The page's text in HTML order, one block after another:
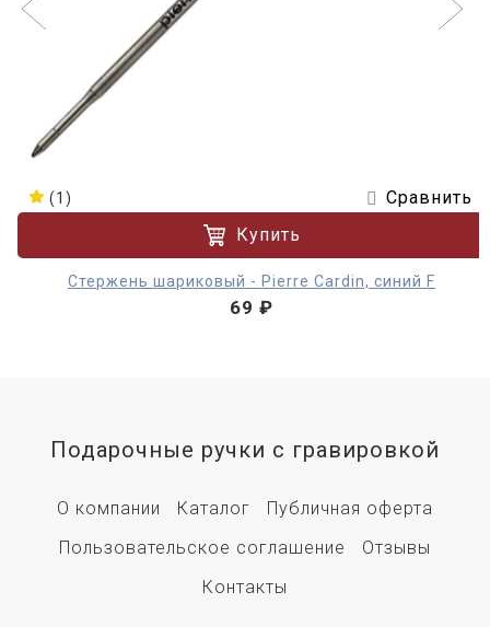
(1)
Сравнить
Купить
Стержень шариковый - Pierre Cardin, синий F
69 ₽
Подарочные ручки с гравировкой
О компании Каталог
Публичная оферта
Пользовательское соглашение
Отзывы
Контакты